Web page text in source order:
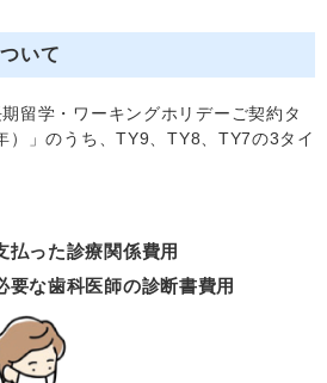
いて
留学・ワーキングホリデーご契約タ
）」のうち、TY9、TY8、TY7の3タイ
った診療関係費用
な歯科医師の診断書費用